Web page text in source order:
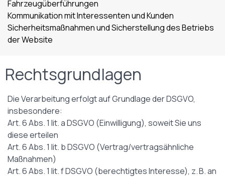
Fahrzeugüberführungen
Kommunikation mit Interessenten und Kunden
Sicherheitsmaßnahmen und Sicherstellung des Betriebs
der Website
Rechtsgrundlagen
Die Verarbeitung erfolgt auf Grundlage der DSGVO,
insbesondere:
Art. 6 Abs. 1 lit. a DSGVO (Einwilligung), soweit Sie uns
diese erteilen
Art. 6 Abs. 1 lit. b DSGVO (Vertrag/vertragsähnliche
Maßnahmen)
Art. 6 Abs. 1 lit. f DSGVO (berechtigtes Interesse), z. B. an